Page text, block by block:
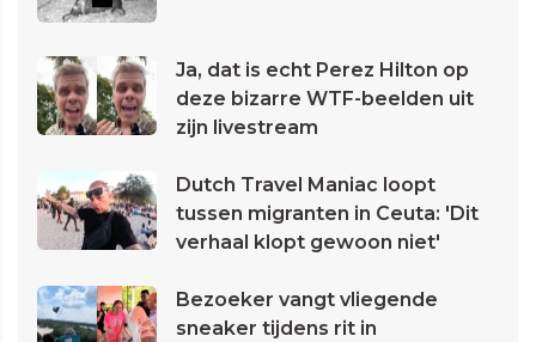
Ja, dat is echt Perez Hilton op
deze bizarre WTF-beelden uit
zijn livestream
Dutch Travel Maniac loopt
tussen migranten in Ceuta: 'Dit
verhaal klopt gewoon niet'
Bezoeker vangt vliegende
sneaker tijdens rit in